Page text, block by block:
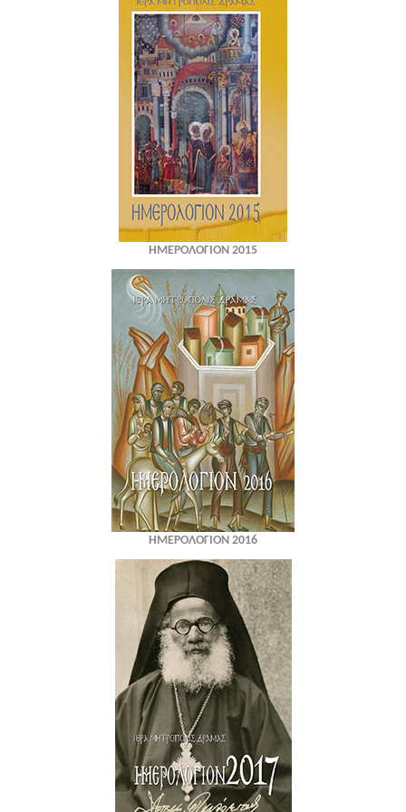
ΗΜΕΡΟΛΟΓΙΟΝ 2015
ΗΜΕΡΟΛΟΓΙΟΝ 2016